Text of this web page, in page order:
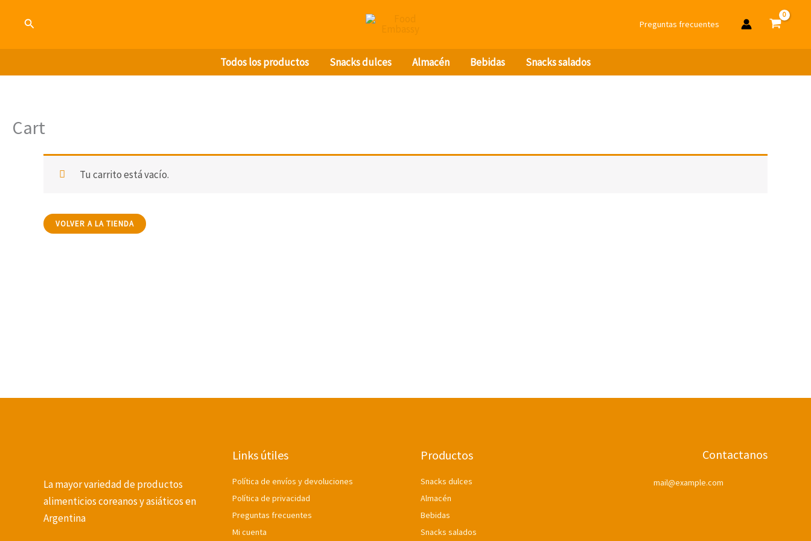
Buscar Preguntas frecuentes
Todos los productos Snacks dulces Almacén Bebidas Snacks salados
Cart
Tu carrito está vacío.
VOLVER A LA TIENDA
La mayor variedad de productos
alimenticios coreanos y asiáticos en
Argentina
Links útiles
Política de envíos y devoluciones
Política de privacidad
Preguntas frecuentes
Mi cuenta
Productos
Snacks dulces
Almacén
Bebidas
Snacks salados
Contactanos
mail@example.com